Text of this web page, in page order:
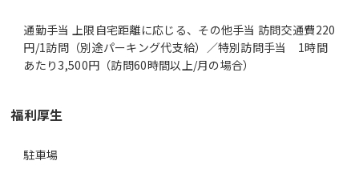
通勤手当 上限自宅距離に応じる、その他手当 訪問交通費220
円/1訪問（別途パーキング代支給）／特別訪問手当 1時間
あたり3,500円（訪問60時間以上/月の場合）
福利厚生
駐車場